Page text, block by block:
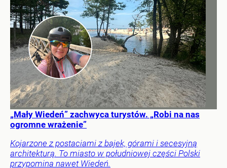
„Mały Wiedeń” zachwyca turystów. „Robi na nas
ogromne wrażenie”
Kojarzone z postaciami z bajek, górami i secesyjną
architekturą. To miasto w południowej części Polski
przypomina nawet Wiedeń.